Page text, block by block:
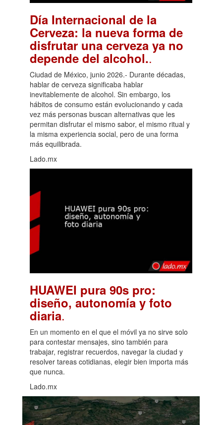
Día Internacional de la
Cerveza: la nueva forma de
disfrutar una cerveza ya no
depende del alcohol..
Ciudad de México, junio 2026.- Durante décadas,
hablar de cerveza significaba hablar
inevitablemente de alcohol. Sin embargo, los
hábitos de consumo están evolucionando y cada
vez más personas buscan alternativas que les
permitan disfrutar el mismo sabor, el mismo ritual y
la misma experiencia social, pero de una forma
más equilibrada.
Lado.mx
HUAWEI pura 90s pro:
diseño, autonomía y foto
diaria.
En un momento en el que el móvil ya no sirve solo
para contestar mensajes, sino también para
trabajar, registrar recuerdos, navegar la ciudad y
resolver tareas cotidianas, elegir bien importa más
que nunca.
Lado.mx